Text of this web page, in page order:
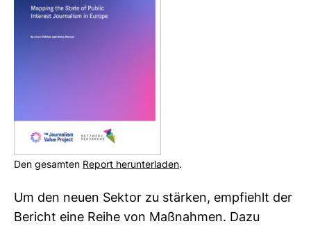
Den gesamten Report her­un­ter­laden.
Um den neuen Sektor zu stärken, emp­fiehlt der
Bericht eine Reihe von Maß­nahmen. Dazu